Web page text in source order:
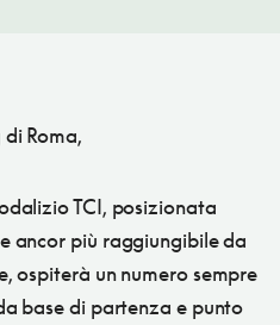
Roma,
TCI, posizionata
ancor più raggiungibile da
ospiterà un numero sempre
base di partenza e punto